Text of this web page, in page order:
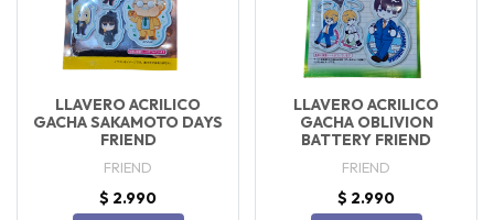
LLAVERO ACRILICO
GACHA SAKAMOTO DAYS
FRIEND
FRIEND
$ 2.990
LLAVERO ACRILICO
GACHA OBLIVION
BATTERY FRIEND
FRIEND
$ 2.990